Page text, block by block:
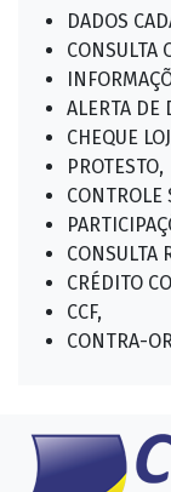
DADOS
CONSULTA
ALERTA DE
CHEQUE
PROTESTO,
CONTROLE
CONSULTA
CRÉDITO
CCF,
CONTRA-